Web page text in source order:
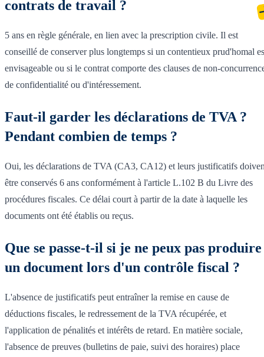
contrats de travail ?
5 ans en règle générale, en lien avec la prescription civile. Il est
conseillé de conserver plus longtemps si un contentieux prud'homal
envisageable ou si le contrat comporte des clauses de non-
de confidentialité ou d'intéressement.
Faut-il garder les déclarations de TVA ?
Pendant combien de temps ?
Oui, les déclarations de TVA (CA3, CA12) et leurs justificatifs
être conservés 6 ans conformément à l'article L.102 B du Livre des
procédures fiscales. Ce délai court à partir de la date à laquelle les
documents ont été établis ou reçus.
Que se passe-t-il si je ne peux pas produire
un document lors d'un contrôle fiscal ?
L'absence de justificatifs peut entraîner la remise en cause de
déductions fiscales, le redressement de la TVA récupérée, et
l'application de pénalités et intérêts de retard. En matière sociale,
l'absence de preuves (bulletins de paie, suivi des horaires) place